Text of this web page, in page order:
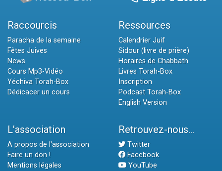
Raccourcis
Paracha de la semaine
Fêtes Juives
News
Cours Mp3-Vidéo
Yéchiva Torah-Box
Dédicacer un cours
Ressources
Calendrier Juif
Sidour (livre de prière)
Horaires de Chabbath
Livres Torah-Box
Inscription
Podcast Torah-Box
English Version
L'association
A propos de l'association
Faire un don !
Mentions légales
Retrouvez-nous...
Twitter
Facebook
YouTube